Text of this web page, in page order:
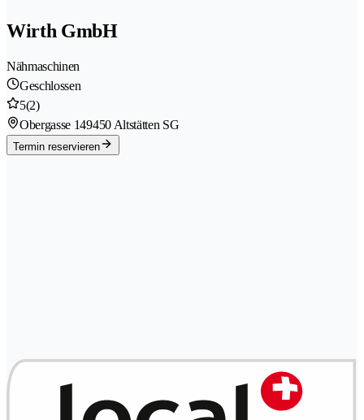
Wirth GmbH
Nähmaschinen
Geschlossen
5(2)
Obergasse 149450 Altstätten SG
Termin reservieren